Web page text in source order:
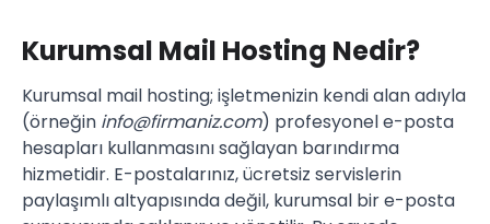
Kurumsal Mail Hosting Nedir?
Kurumsal mail hosting; işletmenizin kendi alan adıyla
(örneğin info@firmaniz.com) profesyonel e-posta
hesapları kullanmasını sağlayan barındırma
hizmetidir. E-postalarınız, ücretsiz servislerin
paylaşımlı altyapısında değil, kurumsal bir e-posta